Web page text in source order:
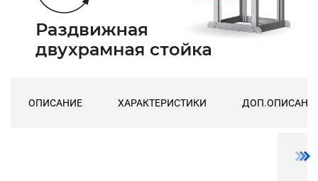
ОПИСАНИЕ ХАРАКТЕРИСТИКИ